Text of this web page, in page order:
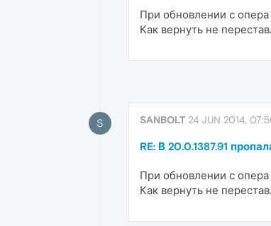
При обновлении с опера
Как вернуть не
S SANBOLT 24 JUN 2014,
RE: В 20.0.1387.91
При обновлении с опера
Как вернуть не